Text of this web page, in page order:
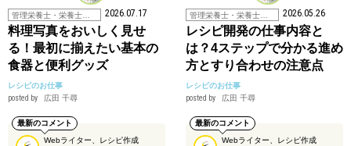
2026.07.17
料理写真をおいしく見せ
る！最初に揃えたい基本の
食器と便利グッズ
レシピのお仕事
posted by
広田 千尋
最新のコメント
Webライター、レシピ作成
管理栄養士・栄養士の仕事 2026.05.26
レシピ開発の仕事内容と
は？4ステップで分かる進め
方とすり合わせの注意点
レシピのお仕事
posted by
広田 千尋
最新のコメント
Webライター、レシピ作成